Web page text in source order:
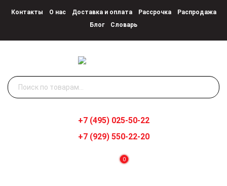
Контакты О нас Доставка и оплата Рассрочка
Распродажа
Блог
Словарь
Искать:
0
+7 (495) 025-50-22
+7 (929) 550-22-20